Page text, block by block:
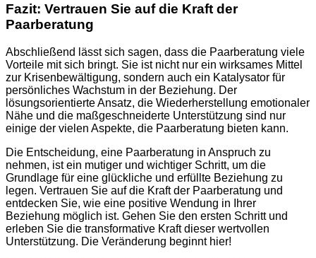
Fazit: Vertrauen Sie auf die Kraft der
Paarberatung
Abschließend lässt sich sagen, dass die Paarberatung viele
Vorteile mit sich bringt. Sie ist nicht nur ein wirksames Mittel
zur Krisenbewältigung, sondern auch ein Katalysator für
persönliches Wachstum in der Beziehung. Der
lösungsorientierte Ansatz, die Wiederherstellung emotionaler
Nähe und die maßgeschneiderte Unterstützung sind nur
einige der vielen Aspekte, die Paarberatung bieten kann.
Die Entscheidung, eine Paarberatung in Anspruch zu
nehmen, ist ein mutiger und wichtiger Schritt, um die
Grundlage für eine glückliche und erfüllte Beziehung zu
legen. Vertrauen Sie auf die Kraft der Paarberatung und
entdecken Sie, wie eine positive Wendung in Ihrer
Beziehung möglich ist. Gehen Sie den ersten Schritt und
erleben Sie die transformative Kraft dieser wertvollen
Unterstützung. Die Veränderung beginnt hier!